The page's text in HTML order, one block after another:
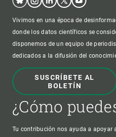
Vivimos en una época de
donde los datos científicos se
disponemos de un equipo de
dedicados a la difusión del
SUSCRÍBETE AL
BOLETÍN
¿Cómo
Tu contribución nos ayuda a apoyar